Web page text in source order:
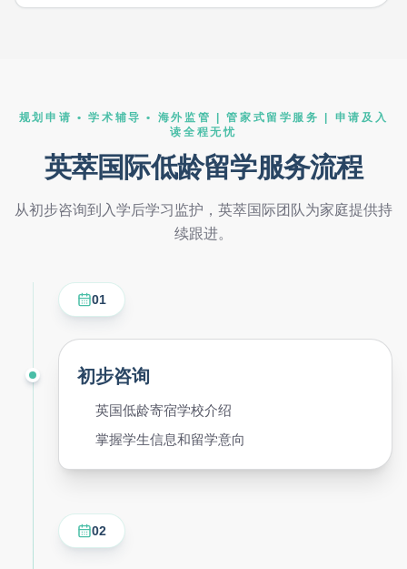
规划申请 • 学术辅导 • 海外监管 | 管家式留学服务 | 申请及入
读全程无忧
英萃国际低龄留学服务流程
从初步咨询到入学后学习监护，英萃国际团队为家庭提供持
续跟进。
01
初步咨询
英国低龄寄宿学校介绍
掌握学生信息和留学意向
02